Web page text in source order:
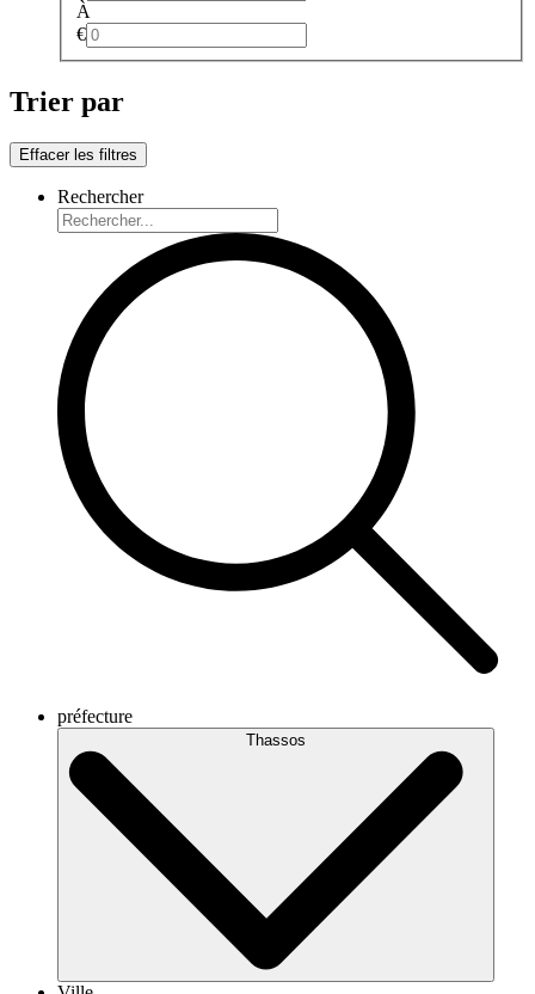
À
€
Trier par
Effacer les filtres
Rechercher
préfecture
Thassos